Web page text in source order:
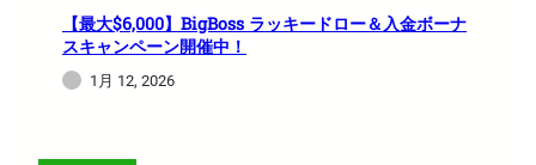
【最大$6,000】BigBoss ラッキードロー＆入金ボーナ
スキャンペーン開催中！
1月 12, 2026